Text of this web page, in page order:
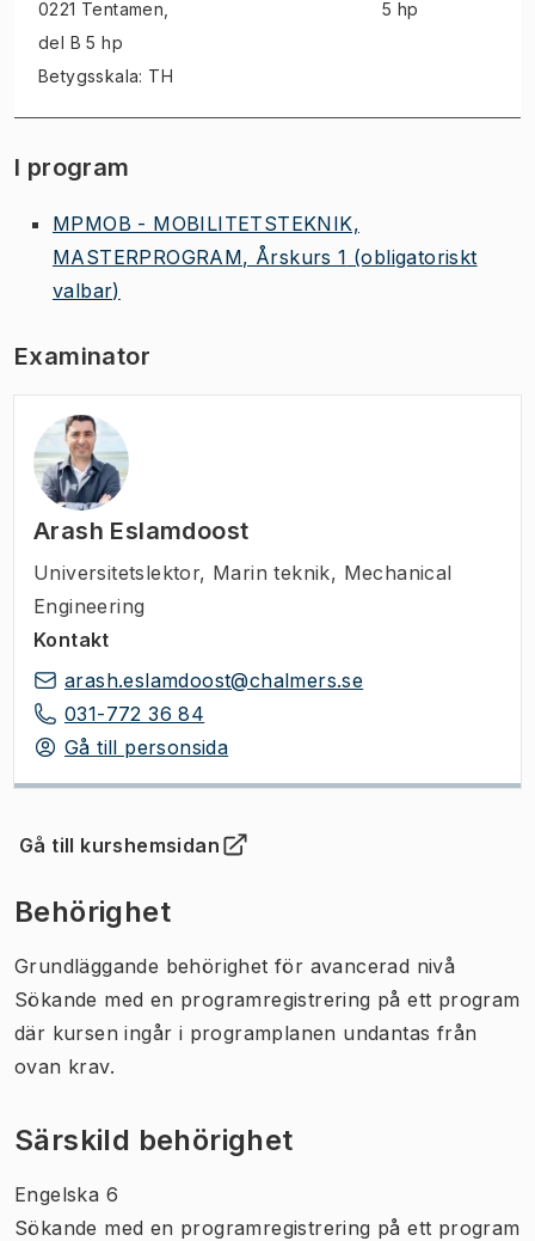
0221 Tentamen
del B 5 hp
Betygsskala: TH
5 hp
I program
MPMOB - MOBILITETSTEKNIK,
MASTERPROGRAM, Årskurs 1 (obligatoriskt
valbar)
Examinator
Arash Eslamdoost
Universitetslektor, Marin teknik, Mechanical
Engineering
Kontakt
arash.eslamdoost@chalmers.se
031-772 36 84
Gå till personsida
Gå till kurshemsidan
(Öppnas i ny flik)
Behörighet
Grundläggande behörighet för avancerad nivå
Sökande med en programregistrering på ett program
där kursen ingår i programplanen undantas från
ovan krav.
Särskild behörighet
Engelska 6
Sökande med en programregistrering på ett program